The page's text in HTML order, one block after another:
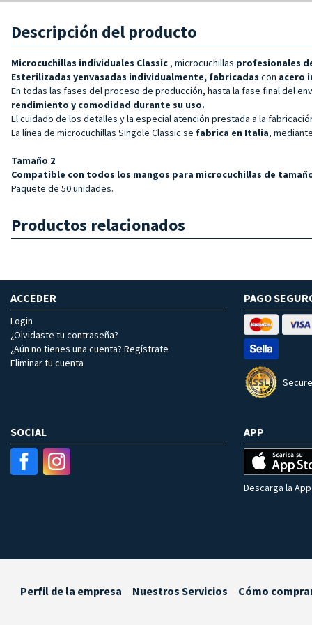
Descripción del producto
Microcuchillas individuales Classic , microcuchillas profesionales
Esterilizadas yenvasadas individualmente, fabricadas con acero
En todas las fases del proceso de producción, hasta la fase final del
rendimiento y comodidad durante su uso.
El cuidado de los detalles y la especial atención prestada a la
La línea de microcuchillas Singole Classic se fabrica en Italia,
Tamaño 2
Compatible con todos los mangos para microcuchillas de
Paquete de 50 unidades.
Productos relacionados
ACCEDER
Login
¿Olvidaste tu contraseña?
¿Aún no tienes una cuenta? Regístrate
Eliminar tu cuenta
PAGO
SOCIAL APP
Descarga la
Perfil de la empresa Nuestros Servicios Cómo